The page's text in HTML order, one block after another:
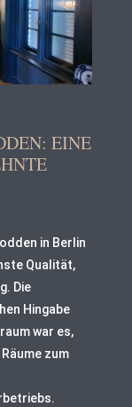
EINE
in Berlin
Qualität,
Die
Hingabe
war es,
zum